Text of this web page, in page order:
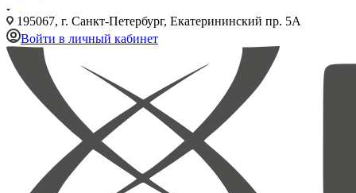
195067, г. Санкт-Петербург, Екатерининский пр. 5А
Войти в личный кабинет